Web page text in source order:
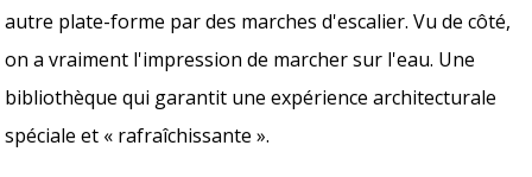
autre plate-forme par des marches d'escalier. Vu de côté,
on a vraiment l'impression de marcher sur l'eau. Une
bibliothèque qui garantit une expérience architecturale
spéciale et « rafraîchissante ».